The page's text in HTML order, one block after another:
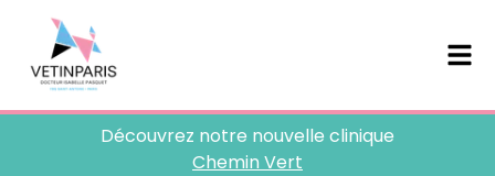
Découvrez notre nouvelle clinique
Chemin Vert